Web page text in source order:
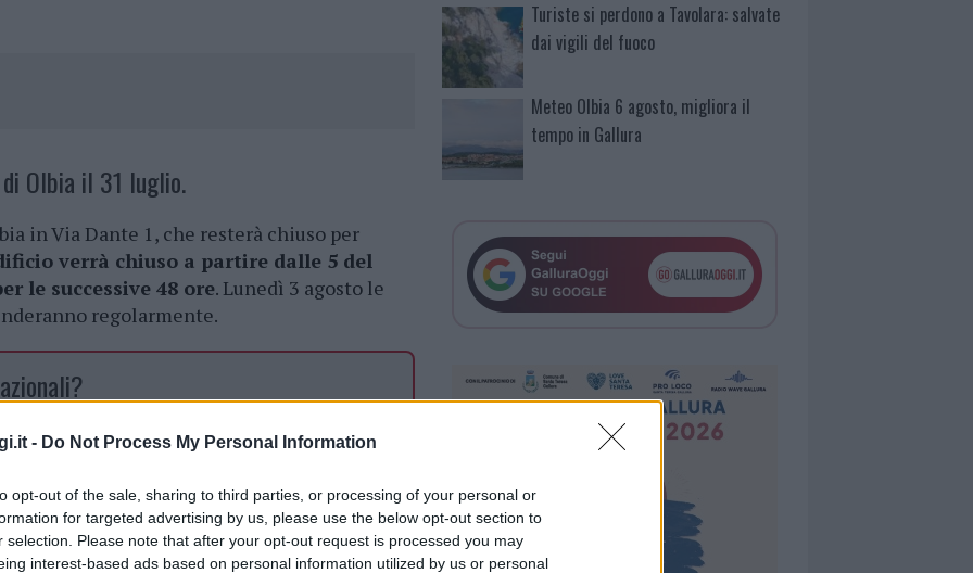
- Do Not Process My Personal Information
opt-out of the sale, sharing to third parties, or processing of your personal or
for targeted advertising by us, please use the below opt-out section to
selection. Please note that after your opt-out request is processed you may
interest-based ads based on personal information utilized by us or personal
Olbia il 31 luglio.
in Via Dante 1, che resterà chiuso per
verrà chiuso a partire dalle 5 del
le successive 48 ore. Lunedì 3 agosto le
regolarmente.
cliccandoqui
nella sezioneLogindal menù del sito o
Turiste si perdono a Tavolara: salvate
dai vigili del fuoco
Meteo Olbia 6 agosto, migliora il
tempo in Gallura